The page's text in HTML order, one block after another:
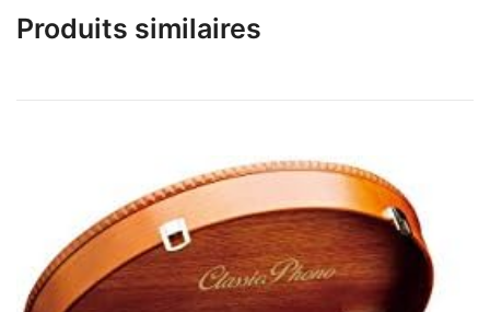
Produits similaires